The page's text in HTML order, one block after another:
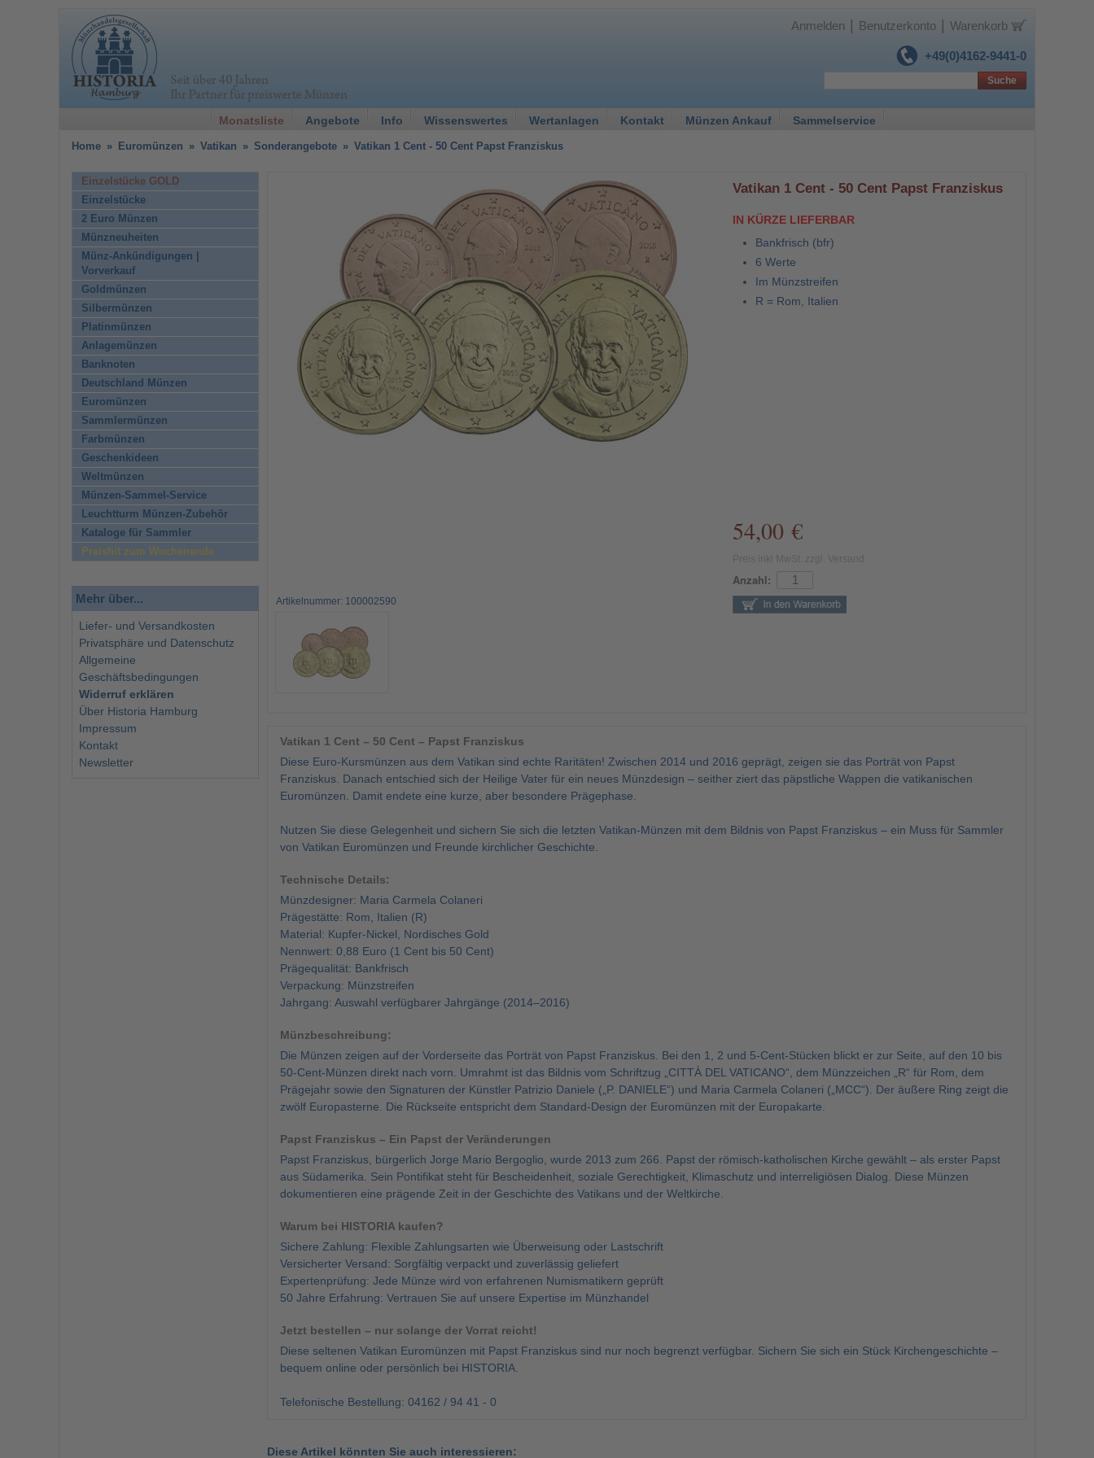
+49(0)4162-9441-0
Anmelden Benutzerkonto Warenkorb
Monatsliste Angebote Info Wissenswertes Wertanlagen Kontakt Münzen Ankauf Sammelservice
Suche
Home » Euromünzen » Vatikan » Sonderangebote » Vatikan 1 Cent - 50 Cent Papst Franziskus
Artikelnummer: 100002590
Vatikan 1 Cent - 50 Cent Papst Franziskus
IN KÜRZE LIEFERBAR
Bankfrisch (bfr)
6 Werte
Im Münzstreifen
R = Rom, Italien
54,00 €
Anzahl:
Vatikan 1 Cent – 50 Cent – Papst Franziskus
Diese Euro-Kursmünzen aus dem Vatikan sind echte Raritäten! Zwischen 2014 und 2016 geprägt, zeigen sie das Porträt von Papst
Franziskus. Danach entschied sich der Heilige Vater für ein neues Münzdesign – seither ziert das päpstliche Wappen die vatikanischen
Euromünzen. Damit endete eine kurze, aber besondere Prägephase.
Nutzen Sie diese Gelegenheit und sichern Sie sich die letzten Vatikan-Münzen mit dem Bildnis von Papst Franziskus – ein Muss für Sammler
von Vatikan Euromünzen und Freunde kirchlicher Geschichte.
Technische Details:
Münzdesigner: Maria Carmela Colaneri
Prägestätte: Rom, Italien (R)
Material: Kupfer-Nickel, Nordisches Gold
Nennwert: 0,88 Euro (1 Cent bis 50 Cent)
Prägequalität: Bankfrisch
Verpackung: Münzstreifen
Jahrgang: Auswahl verfügbarer Jahrgänge (2014–2016)
Münzbeschreibung:
Die Münzen zeigen auf der Vorderseite das Porträt von Papst Franziskus. Bei den 1, 2 und 5-Cent-Stücken blickt er zur Seite, auf den 10 bis
50-Cent-Münzen direkt nach vorn. Umrahmt ist das Bildnis vom Schriftzug „CITTÀ DEL VATICANO“, dem Münzzeichen „R“ für Rom, dem
Prägejahr sowie den Signaturen der Künstler Patrizio Daniele („P. DANIELE“) und Maria Carmela Colaneri („MCC“). Der äußere Ring zeigt die
zwölf Europasterne. Die Rückseite entspricht dem Standard-Design der Euromünzen mit der Europakarte.
Papst Franziskus – Ein Papst der Veränderungen
Papst Franziskus, bürgerlich Jorge Mario Bergoglio, wurde 2013 zum 266. Papst der römisch-katholischen Kirche gewählt – als erster Papst
aus Südamerika. Sein Pontifikat steht für Bescheidenheit, soziale Gerechtigkeit, Klimaschutz und interreligiösen Dialog. Diese Münzen
dokumentieren eine prägende Zeit in der Geschichte des Vatikans und der Weltkirche.
Warum bei HISTORIA kaufen?
Sichere Zahlung: Flexible Zahlungsarten wie Überweisung oder Lastschrift
Versicherter Versand: Sorgfältig verpackt und zuverlässig geliefert
Expertenprüfung: Jede Münze wird von erfahrenen Numismatikern geprüft
50 Jahre Erfahrung: Vertrauen Sie auf unsere Expertise im Münzhandel
Jetzt bestellen – nur solange der Vorrat reicht!
Diese seltenen Vatikan Euromünzen mit Papst Franziskus sind nur noch begrenzt verfügbar. Sichern Sie sich ein Stück Kirchengeschichte –
bequem online oder persönlich bei HISTORIA.
Telefonische Bestellung: 04162 / 94 41 - 0
Diese Artikel könnten Sie auch interessieren:
Einzelstücke GOLD
Einzelstücke
2 Euro Münzen
Münzneuheiten
Münz-Ankündigungen |
Vorverkauf
Goldmünzen
Silbermünzen
Platinmünzen
Anlagemünzen
Banknoten
Deutschland Münzen
Euromünzen
Sammlermünzen
Farbmünzen
Geschenkideen
Weltmünzen
Münzen-Sammel-Service
Leuchtturm Münzen-Zubehör
Kataloge für Sammler
Preishit zum Wochenende
Mehr über...
Liefer- und Versandkosten
Privatsphäre und Datenschutz
Allgemeine
Geschäftsbedingungen
Widerruf erklären
Über Historia Hamburg
Impressum
Kontakt
Newsletter